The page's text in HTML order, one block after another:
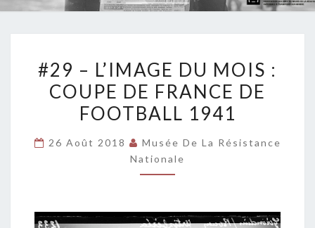
–
L’IMAGE
DU
COUPE
FOOTBALL
#29 – L’IMAGE DU MOIS :
COUPE DE FRANCE DE
FOOTBALL 1941
26 Août 2018
Musée De La Résistance
Nationale